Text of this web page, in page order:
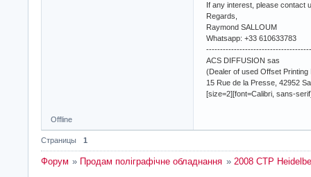
If any interest, please contact
Regards,
Raymond SALLOUM
Whatsapp: +33 610633783
ACS DIFFUSION sas
(Dealer of used Offset Printing
15 Rue de la Presse, 42952
[size=2][font=Calibri, sans-
Offline
Страницы 1
Форум » Продам поліграфічне обладнання » 2008 CTP